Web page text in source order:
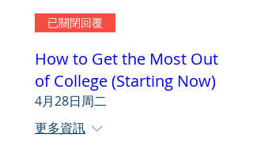
已關閉回覆
How to Get the Most Out
of College (Starting Now)
4月28日周二
更多資訊